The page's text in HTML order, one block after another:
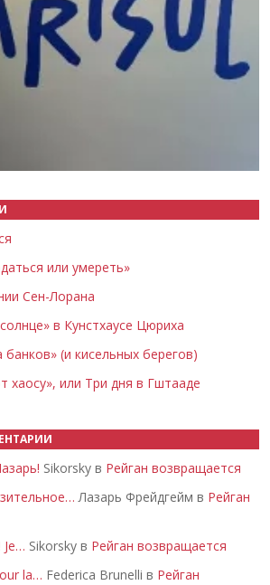
или умереть»
Сен-Лорана
в Кунстхаусе Цюриха
(и кисельных берегов)
хаосу», или Три дня в Гштааде
Sikorsky в Рейган возвращается
Лазарь Фрейдгейм в Рейган
Je… Sikorsky в Рейган возвращается
la… Federica Brunelli в Рейган